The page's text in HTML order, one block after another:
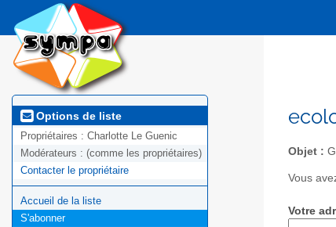
Options de liste
Propriétaires : Charlotte Le Guenic
Modérateurs : (comme les propriétaires)
Contacter le propriétaire
Accueil de la liste
S'abonner
Objet :
Vous
Votre